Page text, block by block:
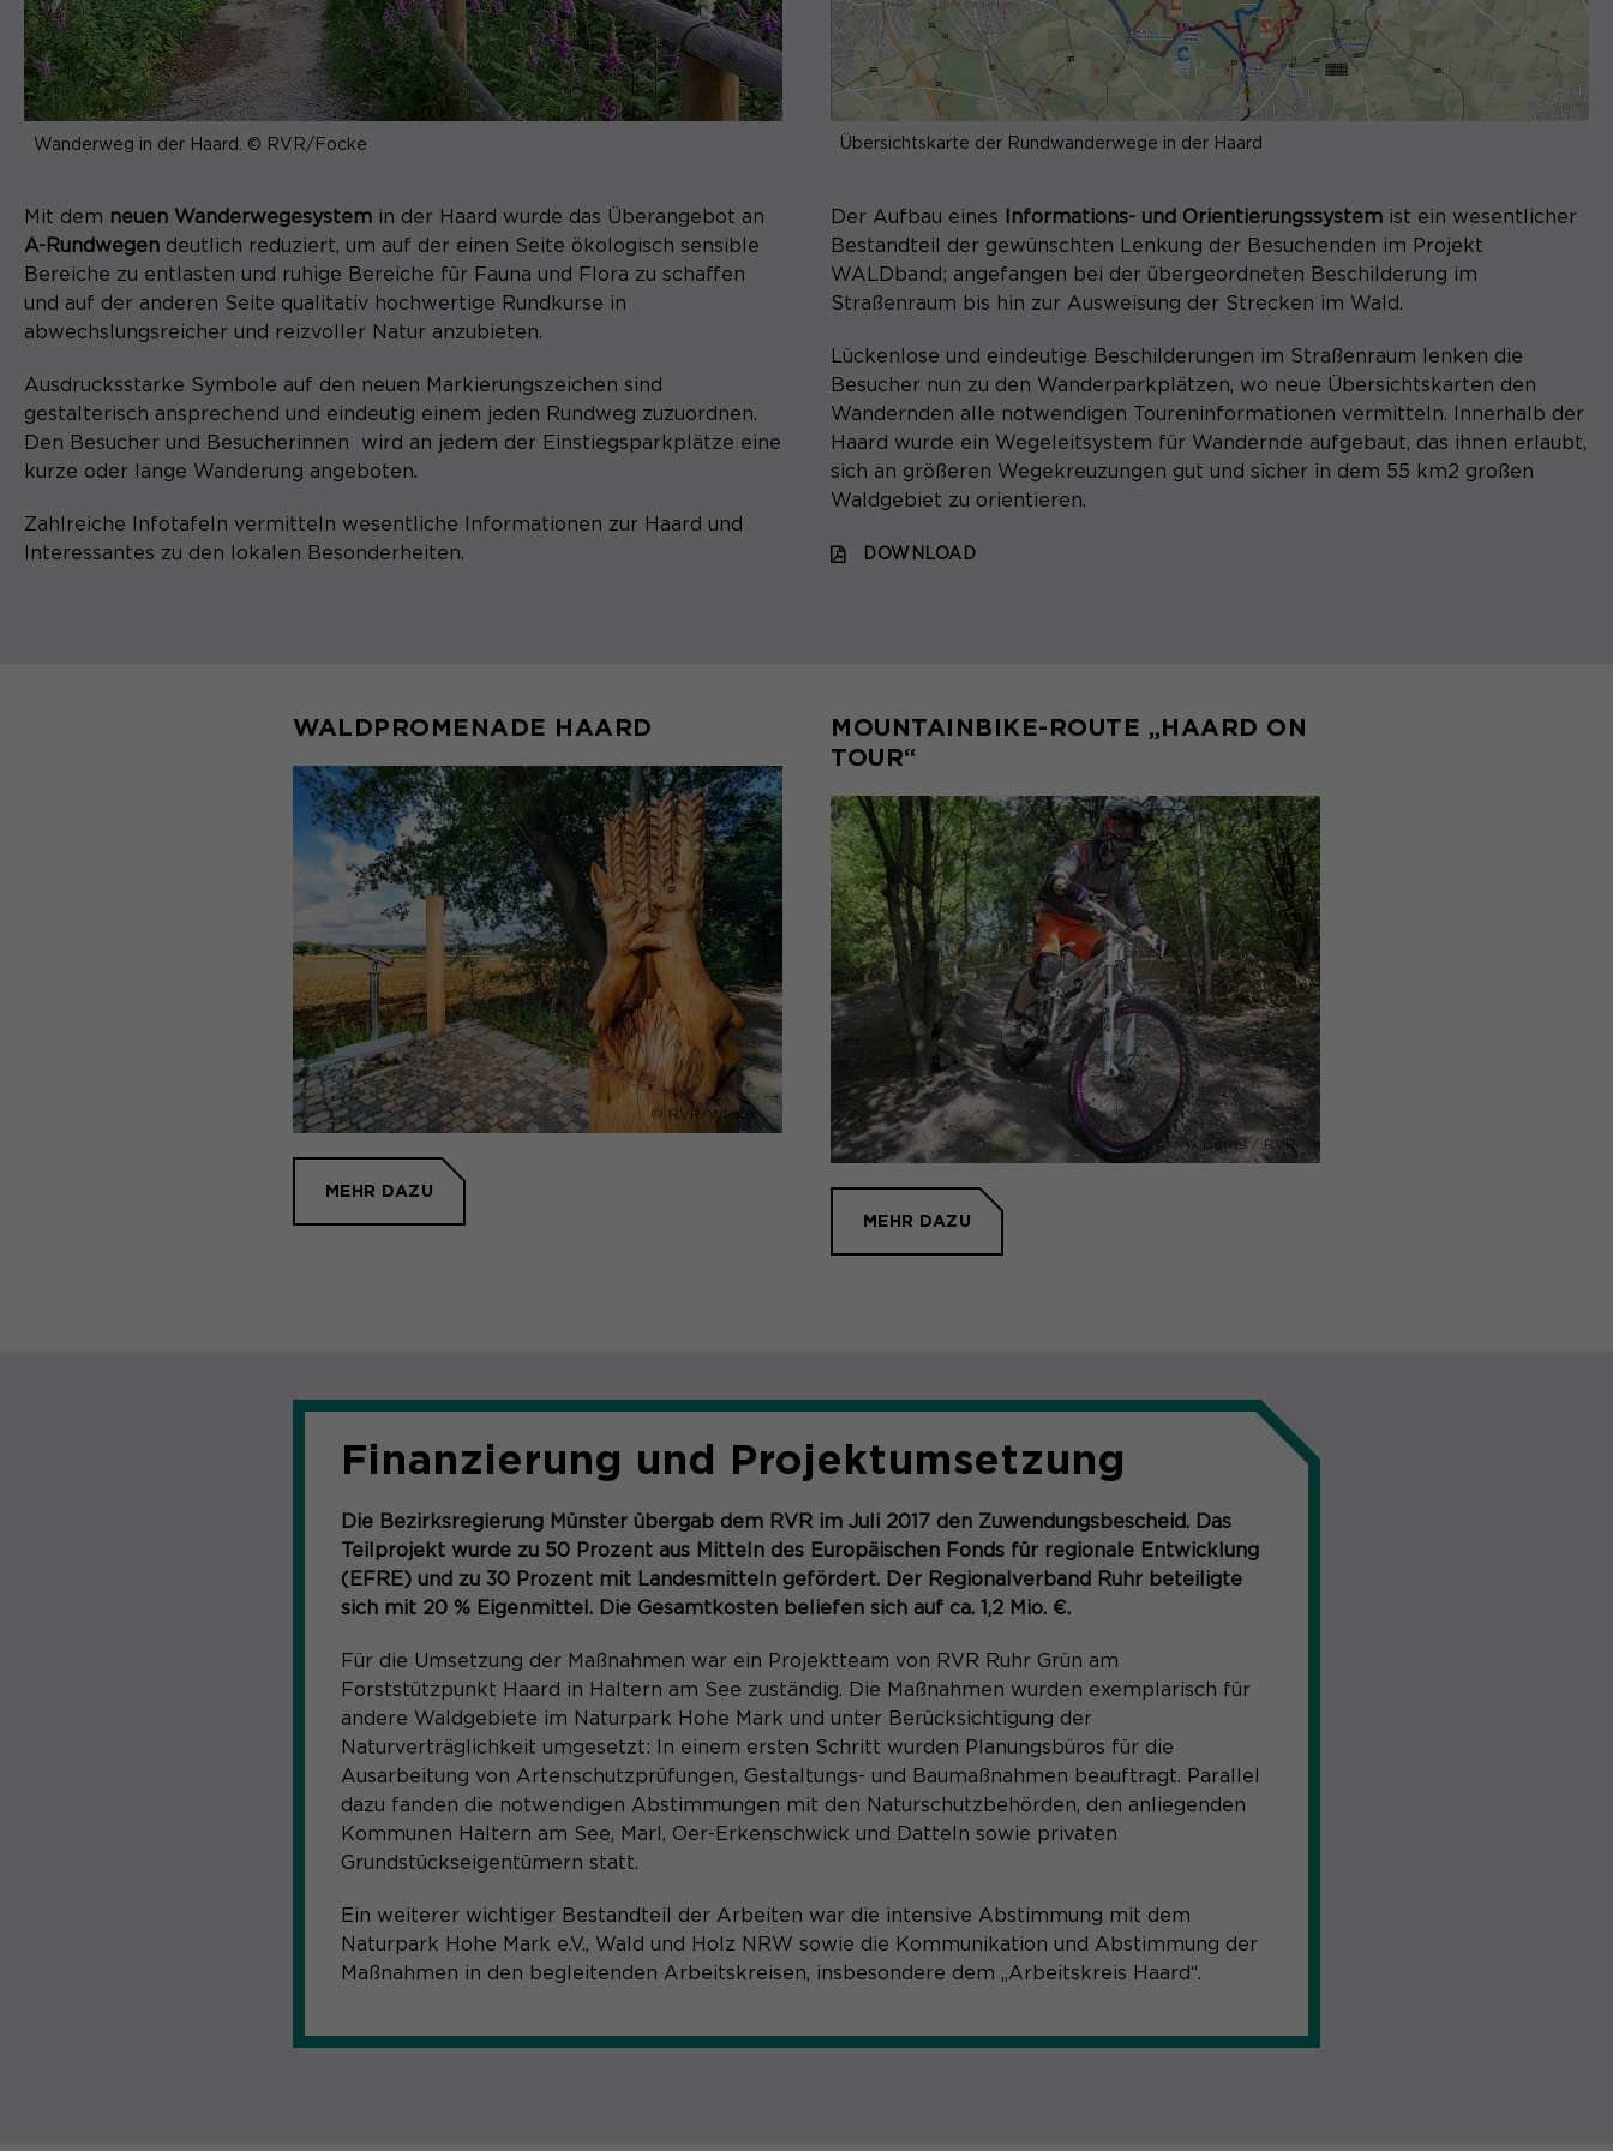
Zweck
Speichert den Zustimmungsstatus des
Benutzers für Cookies auf der aktuellen
Domäne.
Wanderweg in der Haard. © RVR/Focke
Mit dem neuen Wanderwegesystem in der Haard wurde das Überangebot an
A-Rundwegen deutlich reduziert, um auf der einen Seite ökologisch sensible
Bereiche zu entlasten und ruhige Bereiche für Fauna und Flora zu schaffen
und auf der anderen Seite qualitativ hochwertige Rundkurse in
abwechslungsreicher und reizvoller Natur anzubieten.
Ausdrucksstarke Symbole auf den neuen Markierungszeichen sind
gestalterisch ansprechend und eindeutig einem jeden Rundweg zuzuordnen.
Den Besucher und Besucherinnen wird an jedem der Einstiegsparkplätze eine
kurze oder lange Wanderung angeboten.
Zahlreiche Infotafeln vermitteln wesentliche Informationen zur Haard und
Interessantes zu den lokalen Besonderheiten.
Übersichtskarte der Rundwanderwege in der Haard
Der Aufbau eines Informations- und Orientierungssystem ist ein wesentlicher
Bestandteil der gewünschten Lenkung der Besuchenden im Projekt
WALDband; angefangen bei der übergeordneten Beschilderung im
Straßenraum bis hin zur Ausweisung der Strecken im Wald.
Lückenlose und eindeutige Beschilderungen im Straßenraum lenken die
Besucher nun zu den Wanderparkplätzen, wo neue Übersichtskarten den
Wandernden alle notwendigen Toureninformationen vermitteln. Innerhalb der
Haard wurde ein Wegeleitsystem für Wandernde aufgebaut, das ihnen erlaubt,
sich an größeren Wegekreuzungen gut und sicher in dem 55 km2 großen
Waldgebiet zu orientieren.
DOWNLOAD
WALDPROMENADE HAARD
© RVR/Wiciok
MEHR DAZU
MOUNTAINBIKE-ROUTE „HAARD ON
TOUR“
© Berns / RVR
MEHR DAZU
Finanzierung und Projektumsetzung
Die Bezirksregierung Münster übergab dem RVR im Juli 2017 den Zuwendungsbescheid. Das
Teilprojekt wurde zu 50 Prozent aus Mitteln des Europäischen Fonds für regionale Entwicklung
(EFRE) und zu 30 Prozent mit Landesmitteln gefördert. Der Regionalverband Ruhr beteiligte
sich mit 20 % Eigenmittel. Die Gesamtkosten beliefen sich auf ca. 1,2 Mio. €.
Für die Umsetzung der Maßnahmen war ein Projektteam von RVR Ruhr Grün am
Forststützpunkt Haard in Haltern am See zuständig. Die Maßnahmen wurden exemplarisch für
andere Waldgebiete im Naturpark Hohe Mark und unter Berücksichtigung der
Naturverträglichkeit umgesetzt: In einem ersten Schritt wurden Planungsbüros für die
Ausarbeitung von Artenschutzprüfungen, Gestaltungs- und Baumaßnahmen beauftragt. Parallel
dazu fanden die notwendigen Abstimmungen mit den Naturschutzbehörden, den anliegenden
Kommunen Haltern am See, Marl, Oer-Erkenschwick und Datteln sowie privaten
Grundstückseigentümern statt.
Ein weiterer wichtiger Bestandteil der Arbeiten war die intensive Abstimmung mit dem
Naturpark Hohe Mark e.V., Wald und Holz NRW sowie die Kommunikation und Abstimmung der
Maßnahmen in den begleitenden Arbeitskreisen, insbesondere dem „Arbeitskreis Haard“.